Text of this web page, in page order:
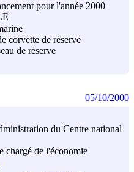
pour l'année 2000
corvette de réserve
de réserve
du Centre national
chargé de l'économie
05/10/2000